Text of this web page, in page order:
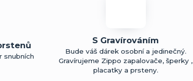
snubních
S Gravírováním
Bude váš dárek osobní a jedinečný.
Gravírujeme Zippo zapalovače, šperky ,
placatky a prsteny.